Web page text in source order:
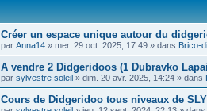
Créer un espace unique autour du
par Anna14 » mer. 29 oct. 2025, 17:49 » dans Brico-
A vendre 2 Didgeridoos (1 Dubravko
par sylvestre soleil » dim. 20 avr. 2025, 14:24 » dans
Cours de Didgeridoo tous niveaux de